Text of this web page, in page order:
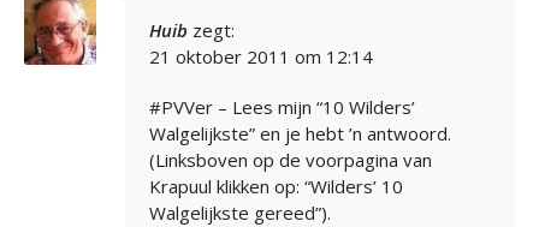
Huib zegt:
21 oktober 2011 om 12:14
#PVVer – Lees mijn “10 Wilders’
Walgelijkste” en je hebt ’n antwoord.
(Linksboven op de voorpagina van
Krapuul klikken op: “Wilders’ 10
Walgelijkste gereed”).